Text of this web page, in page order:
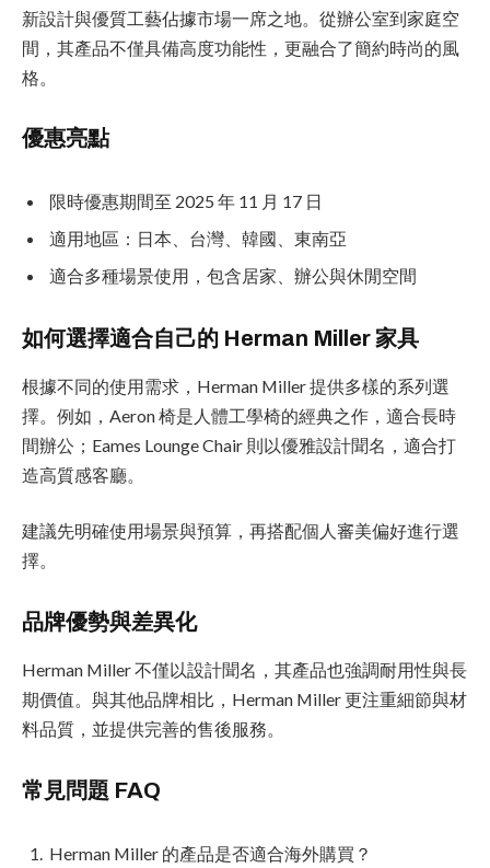
新設計與優質工藝佔據市場一席之地。從辦公室到家庭空
間，其產品不僅具備高度功能性，更融合了簡約時尚的風
格。
優惠亮點
限時優惠期間至 2025 年 11 月 17 日
適用地區：日本、台灣、韓國、東南亞
適合多種場景使用，包含居家、辦公與休閒空間
如何選擇適合自己的 Herman Miller 家具
根據不同的使用需求，Herman Miller 提供多樣的系列選
擇。例如，Aeron 椅是人體工學椅的經典之作，適合長時
間辦公；Eames Lounge Chair 則以優雅設計聞名，適合打
造高質感客廳。
建議先明確使用場景與預算，再搭配個人審美偏好進行選
擇。
品牌優勢與差異化
Herman Miller 不僅以設計聞名，其產品也強調耐用性與長
期價值。與其他品牌相比，Herman Miller 更注重細節與材
料品質，並提供完善的售後服務。
常見問題 FAQ
Herman Miller 的產品是否適合海外購買？